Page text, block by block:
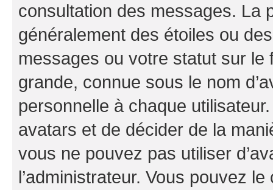
consultation des messages. La
généralement des étoiles ou
messages ou votre statut sur
grande, connue sous le nom
personnelle à chaque utilisateur.
avatars et de décider de la
vous ne pouvez pas utiliser
l’administrateur. Vous pouvez